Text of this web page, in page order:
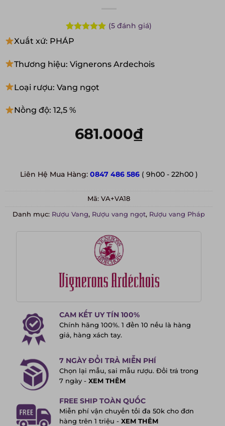
Rated
out of 5
5
customer
ratings
(5đánh giá)
Xuất xứ: PHÁP
Thương hiệu: Vignerons Ardechois
Loại rượu: Vang ngọt
Nồng độ: 12,5 %
681.000₫
Liên Hệ Mua Hàng: 0847 486 586 ( 9h00 - 22h00 )
Mã: VA+VA18
Danh mục: Rượu Vang, Rượu vang ngọt, Rượu vang Pháp
CAM KẾT UY TÍN 100%
Chính hãng 100%. 1 đền 10 nếu là hàng
giả, hàng xách tay.
7 NGÀY ĐỔI TRẢ MIỄN PHÍ
Chọn lại mẫu, sai mẫu rượu. Đổi trả trong
7 ngày - XEM THÊM
FREE SHIP TOÀN QUỐC
Miễn phí vận chuyển tối đa 50k cho đơn
hàng trên 1 triệu - XEM THÊM